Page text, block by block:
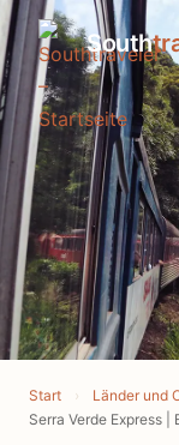
South
Start › Länder und